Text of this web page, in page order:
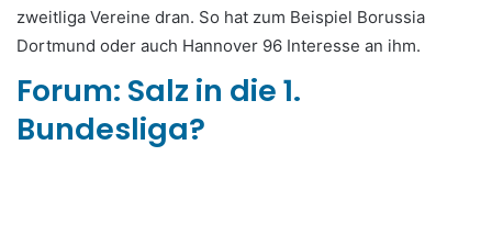
zweitliga Vereine dran. So hat zum Beispiel Borussia
Dortmund oder auch Hannover 96 Interesse an ihm.
Forum: Salz in die 1.
Bundesliga?